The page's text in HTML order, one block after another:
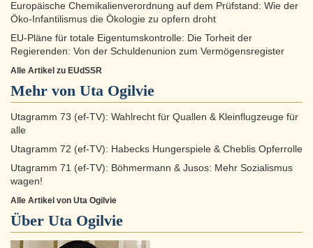
Europäische Chemikalienverordnung auf dem Prüfstand: Wie der
Öko-Infantilismus die Ökologie zu opfern droht
EU-Pläne für totale Eigentumskontrolle: Die Torheit der
Regierenden: Von der Schuldenunion zum Vermögensregister
Alle Artikel zu EUdSSR
Mehr von Uta Ogilvie
Utagramm 73 (ef-TV): Wahlrecht für Quallen & Kleinflugzeuge für
alle
Utagramm 72 (ef-TV): Habecks Hungerspiele & Cheblis Opferrolle
Utagramm 71 (ef-TV): Böhmermann & Jusos: Mehr Sozialismus
wagen!
Alle Artikel von Uta Ogilvie
Über Uta Ogilvie